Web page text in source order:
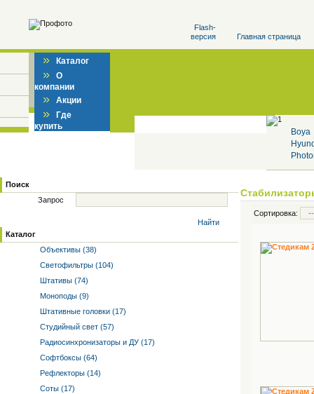
Flash-
версия
Главная страница
» Каталог
» О
компании
» Акции
» Где
купить
Boya
Поиск
Запрос
Найти
Каталог
Объективы (38)
Светофильтры (104)
Штативы (74)
Моноподы (9)
Штативные головки (17)
Студийный свет (57)
Радиосинхронизаторы и ДУ (17)
Софтбоксы (64)
Рефлекторы (14)
Соты (17)
Сортировка: